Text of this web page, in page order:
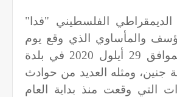
الديمقراطي الفلسطيني "فدا"
والمأساوي الذي وقع يوم
29 أيلول 2020في بلدة
جنين، ومثله العديد من حوادث
التي وقعت منذ بداية العام